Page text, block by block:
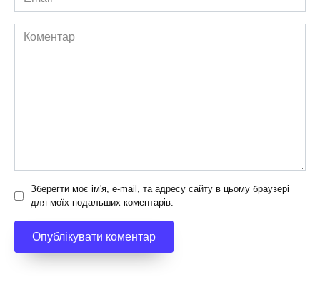
*
Коментар
Зберегти моє ім'я, e-mail, та адресу сайту в цьому браузері
для моїх подальших коментарів.